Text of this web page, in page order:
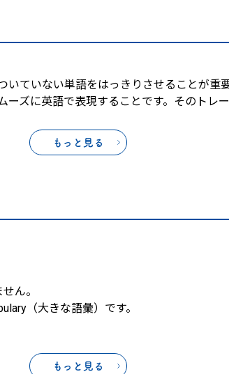
ていない単語をはっきりさせることが重
ズに英語で表現することです。そのトレ
もっと見る
ん。
（大きな語彙）です。
もっと見る